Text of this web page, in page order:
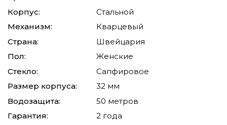
Корпус:
Стальной
Механизм:
Кварцевый
Страна:
Швейцария
Пол:
Женские
Стекло:
Сапфировое
Размер корпуса:
32 мм
Водозащита:
50 метров
Гарантия:
2 года